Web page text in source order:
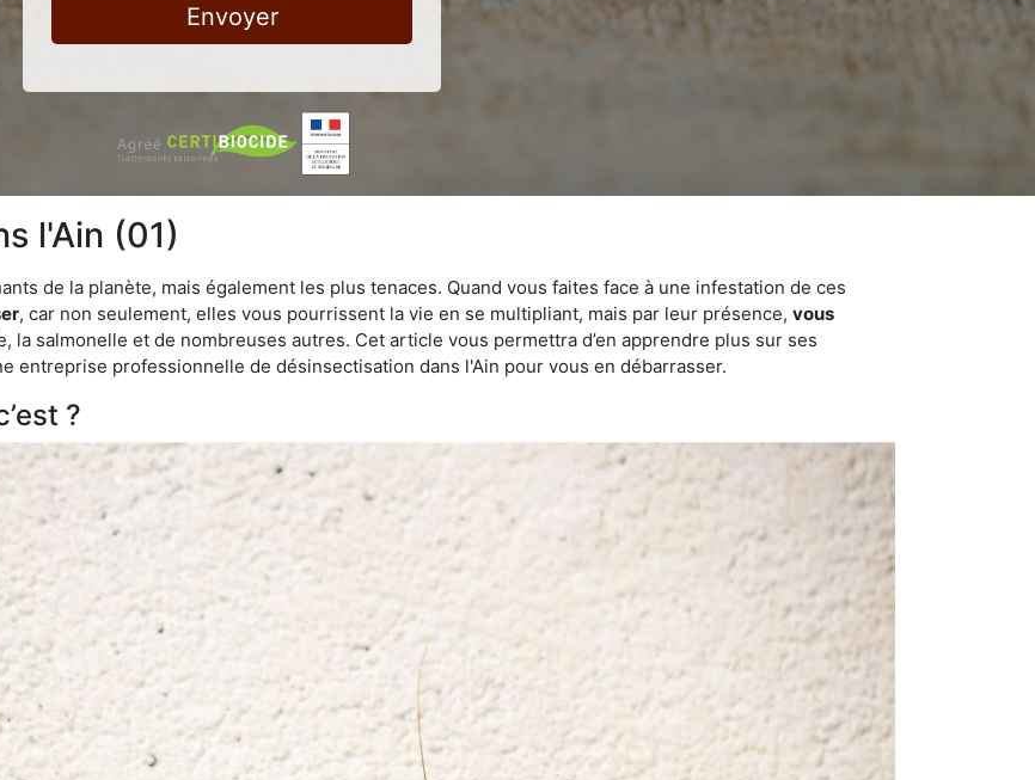
Envoyer
l'Ain (01)
de la planète, mais également les plus tenaces. Quand vous faites face à une infestation de ces
, car non seulement, elles vous pourrissent la vie en se multipliant, mais par leur présence, vous
la salmonelle et de nombreuses autres. Cet article vous permettra d’en apprendre plus sur ses
entreprise professionnelle de désinsectisation dans l'Ain pour vous en débarrasser.
?